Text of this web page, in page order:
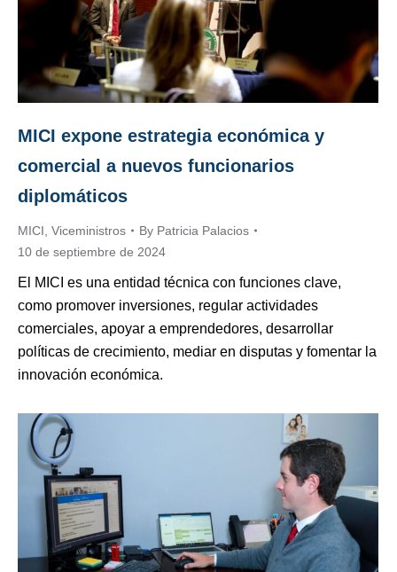
MICI expone estrategia económica y
comercial a nuevos funcionarios
diplomáticos
MICI Viceministros By Patricia Palacios
10 de septiembre de 2024
El MICI es una entidad técnica con funciones clave,
como promover inversiones, regular actividades
comerciales, apoyar a emprendedores, desarrollar
políticas de crecimiento, mediar en disputas y fomentar la
innovación económica.